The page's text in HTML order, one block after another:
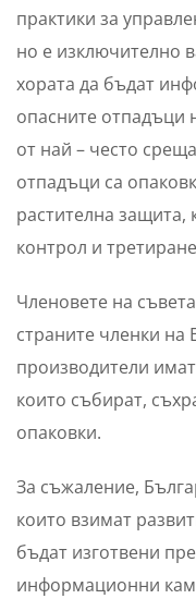
практики за
но е изключително
хората да бъдат
опасните отпадъци
от най – често
отпадъци са
растителна
контрол и
Членовете на
страните членки на
производители
които събират,
опаковки.
За съжаление,
които взимат
бъдат изготвени
информационни